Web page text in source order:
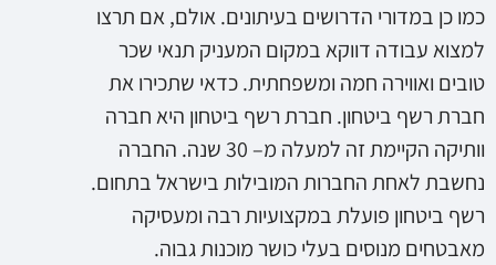
כמו כן במדורי הדרושים בעיתונים. אולם, אם תרצו
למצוא עבודה דווקא במקום המעניק תנאי שכר
טובים ואווירה חמה ומשפחתית. כדאי שתכירו את
חברת רשף ביטחון. חברת רשף ביטחון היא חברה
וותיקה הקיימת זה למעלה מ– 30 שנה. החברה
נחשבת לאחת החברות המובילות בישראל בתחום.
רשף ביטחון פועלת במקצועיות רבה ומעסיקה
מאבטחים מנוסים בעלי כושר מוכנות גבוה.